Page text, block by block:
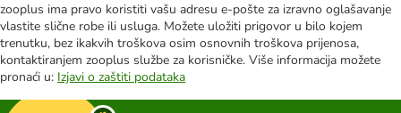
zooplus ima pravo koristiti vašu adresu e-pošte za izravno oglašavanje
vlastite slične robe ili usluga. Možete uložiti prigovor u bilo kojem
trenutku, bez ikakvih troškova osim osnovnih troškova prijenosa,
kontaktiranjem zooplus službe za korisničke. Više informacija možete
pronaći u: Izjavi o zaštiti podataka